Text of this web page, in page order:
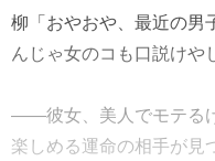
柳「おやおや、最近の男
んじゃ女のコも口説けや
――彼女、美人でモテる
楽しめる運命の相手が見